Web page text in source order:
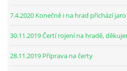
7.4.2020 Konečně i na hrad přichází jaro
30.11.2019 Čertí rojení na hradě,
28.11.2019 Příprava na čerty